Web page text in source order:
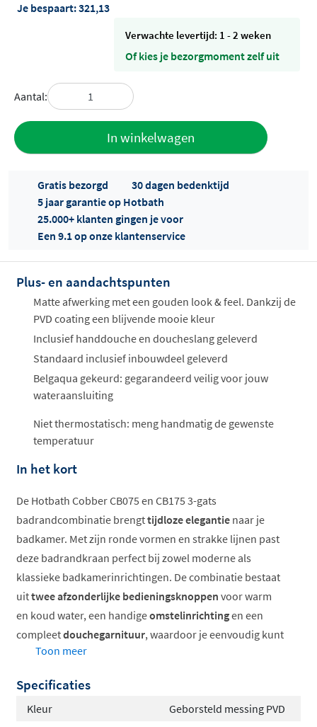
Je bespaart:321,13
Verwachte levertijd: 1 - 2 weken
Of kies je bezorgmoment zelf uit
Aantal:
In winkelwagen
Offertes
ophalen...
Gratis bezorgd
30 dagen bedenktijd
5 jaar garantie op Hotbath
25.000+ klanten gingen je voor
Een 9.1 op onze klantenservice
Plus- en aandachtspunten
Matte afwerking met een gouden look & feel. Dankzij de
PVD coating een blijvende mooie kleur
Inclusief handdouche en doucheslang geleverd
Standaard inclusief inbouwdeel geleverd
Belgaqua gekeurd: gegarandeerd veilig voor jouw
wateraansluiting
Niet thermostatisch: meng handmatig de gewenste
temperatuur
In het kort
De Hotbath Cobber CB075 en CB175 3-gats
badrandcombinatie brengttijdloze elegantie naar je
badkamer. Met zijn ronde vormen en strakke lijnen past
deze badrandkraan perfect bij zowel moderne als
klassieke badkamerinrichtingen. De combinatie bestaat
uittwee afzonderlijke bedieningsknoppen voor warm
en koud water, een handigeomstelinrichtingen een
compleetdouchegarnituur, waardoor je eenvoudig kunt
wisselen tussen bad vullen en douchen. Verkrijgbaar in
een vleugje luxe toe aan elke badkamer.
Toon meer
Specificaties
Kleur
Geborsteld messing PVD